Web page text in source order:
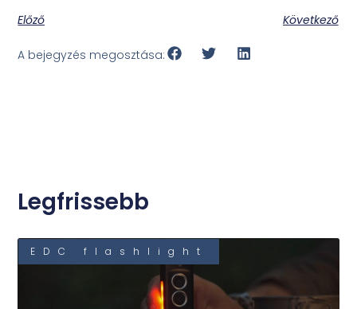
Előző Következő
A bejegyzés megosztása:
Legfrissebb
EDC flashlight